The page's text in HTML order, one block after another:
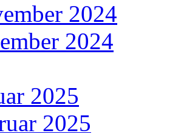
2024
2024
2025
2025